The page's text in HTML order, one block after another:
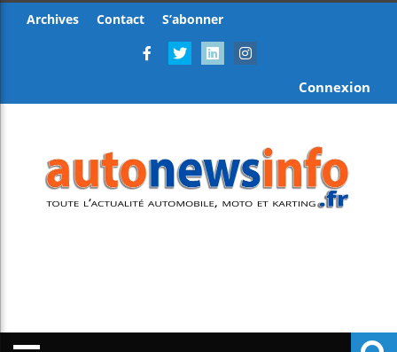
Archives Contact S’abonner
Connexion